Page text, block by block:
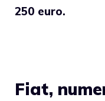
250 euro.
Fiat,